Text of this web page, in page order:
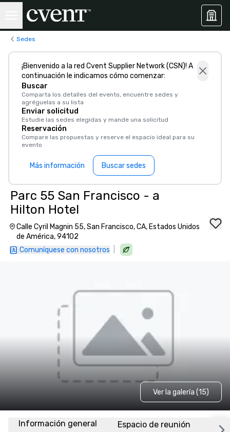
Sedes
¡Bienvenido a la red Cvent Supplier Network (CSN)! A
continuación le indicamos cómo comenzar:
Buscar
Comparta los detalles del evento, encuentre sedes y
agréguelas a su lista
Enviar solicitud
Estudie las sedes elegidas y mande una solicitud
Reservación
Compare las propuestas y reserve el espacio ideal para su
evento
Más información Buscar sedes
Parc 55 San Francisco - a
Hilton Hotel
Calle Cyril Magnin 55, San Francisco, CA, Estados Unidos
de América, 94102
Comuníquese con nosotros
Ver la galería (15)
Información general Espacio de reunión